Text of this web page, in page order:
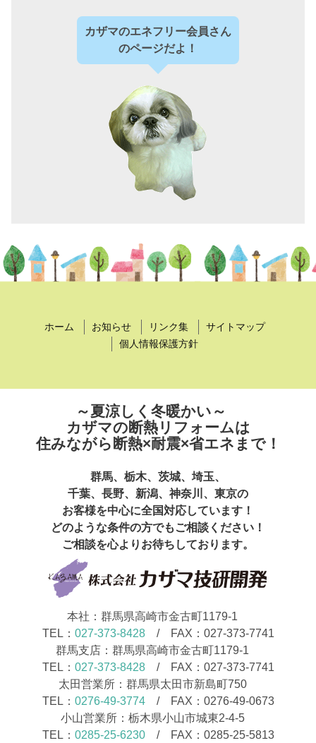
カザマのエネフリー会員さん
のページだよ！
ホーム お知らせ リンク集
サイトマップ
個人情報保護方針
～夏涼しく冬暖かい～
カザマの断熱リフォームは
住みながら断熱×耐震×省エネまで！
群馬、栃木、茨城、埼玉、
千葉、長野、新潟、神奈川、東京の
お客様を中心に全国対応しています！
どのような条件の方でもご相談ください！
ご相談を心よりお待ちしております。
本社：群馬県高崎市金古町1179-1
TEL： 027-373-8428/ FAX：027-373-7741
群馬支店：群馬県高崎市金古町1179-1
TEL： 027-373-8428/ FAX：027-373-7741
太田営業所：群馬県太田市新島町750
TEL： 0276-49-3774/ FAX：0276-49-0673
小山営業所：栃木県小山市城東2-4-5
TEL： 0285-25-6230/ FAX：0285-25-5813